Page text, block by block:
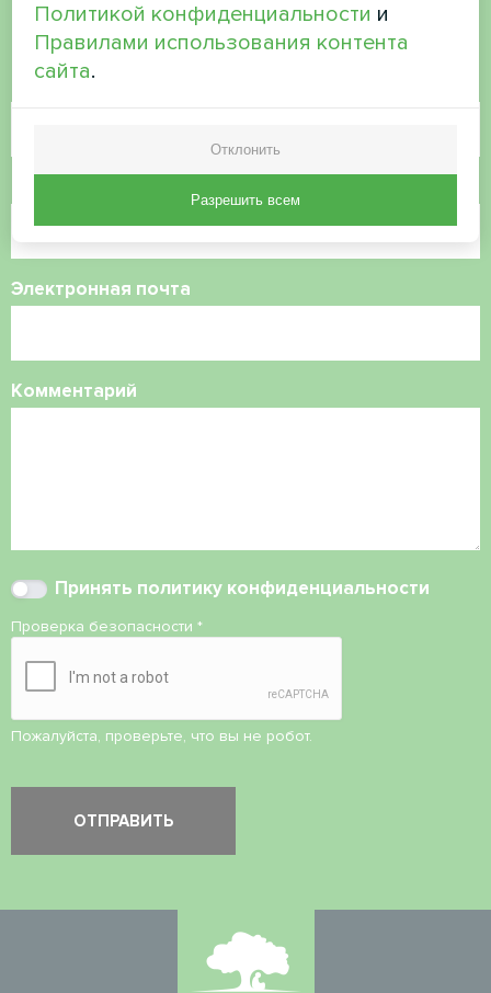
Свяжитесь с нами, и мы поможем вам
Имя
Электронная почта
Комментарий
Принять политику конфиденциальности
Проверка безопасности *
Пожалуйста, проверьте, что вы не робот.
Политикой конфиденциальности и
Правилами использования контента
сайта.
Отклонить
Разрешить всем